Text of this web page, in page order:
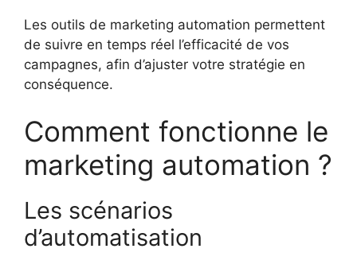
Les outils de marketing automation permettent
de suivre en temps réel l’efficacité de vos
campagnes, afin d’ajuster votre stratégie en
conséquence.
Comment fonctionne le
marketing automation ?
Les scénarios
d’automatisation